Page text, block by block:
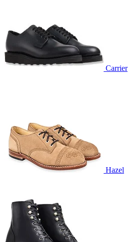
Carrier
Hazel